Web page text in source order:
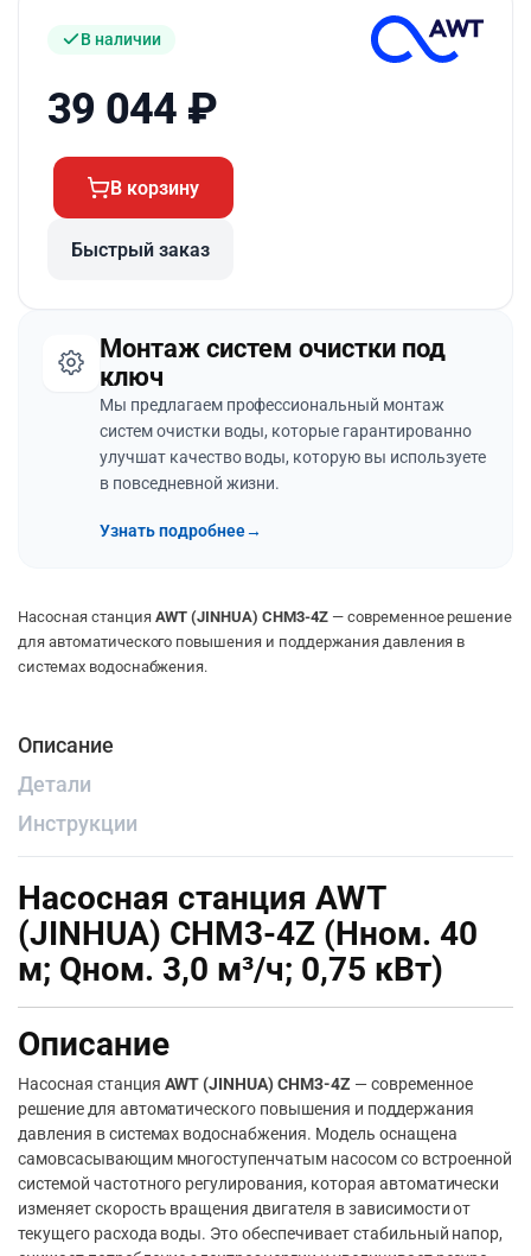
В наличии
39 044 ₽
В корзину
Быстрый заказ
Монтаж систем очистки под
ключ
Мы предлагаем профессиональный монтаж
систем очистки воды, которые гарантированно
улучшат качество воды, которую вы используете
в повседневной жизни.
Узнать подробнее→
Насосная станция AWT (JINHUA) CHM3-4Z— современное решение
для автоматического повышения и поддержания давления в
системах водоснабжения.
Описание
Детали
Инструкции
Насосная станция AWT
(JINHUA) CHM3-4Z (Нном. 40
м; Qном. 3,0 м³/ч; 0,75 кВт)
Описание
Насосная станция AWT (JINHUA) CHM3-4Z — современное
решение для автоматического повышения и поддержания
давления в системах водоснабжения. Модель оснащена
самовсасывающим многоступенчатым насосом со встроенной
системой частотного регулирования, которая автоматически
изменяет скорость вращения двигателя в зависимости от
текущего расхода воды. Это обеспечивает стабильный напор,